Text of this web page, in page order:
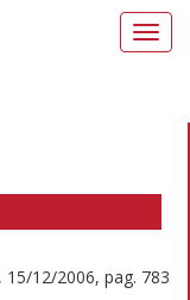
12/2006, pag. 783